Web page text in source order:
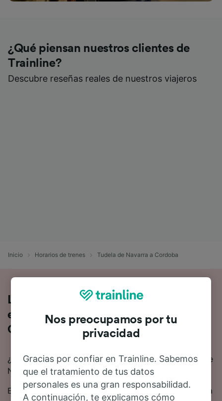
¿Qué piensan nuestros clientes de
Trainline?
Descubre reseñas reales de nuestros viajeros
Inicio Horarios de trenes Tudela de Navarra a Cordoba
Lo que tienes que saber sobre el viaje
en tren de Tudela de Navarra a
Cordoba
¿Quieres saber más sobre el viaje en tren de Tudela de
Navarra a Cordoba? No busques más.
El tiempo medio de viaje en tren de Tudela de Navarra
Nos preocupamos por tu
privacidad
Gracias por confiar en Trainline. Sabemos
que el tratamiento de tus datos
personales es una gran responsabilidad.
A continuación, te explicamos cómo